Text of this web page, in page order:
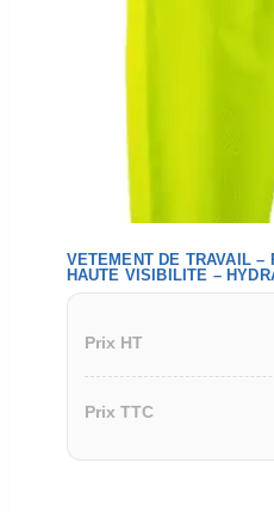
VETEMENT DE TRAVAIL –
HAUTE VISIBILITE –
Prix HT
Prix TTC